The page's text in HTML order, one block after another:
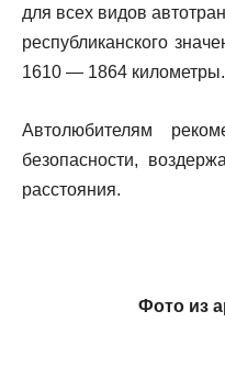
для всех видов
республиканского
1610 — 1864 километры.
Автолюбителям
безопасности,
расстояния.
Фото из